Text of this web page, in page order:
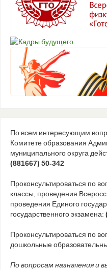
По всем интересующим
Комитете образования
муниципального округа
(881667) 50-342
Проконсультироваться по
классы, проведения
проведения Единого
государственного экзамена:
Проконсультироваться по
дошкольные
По вопросам назначения и